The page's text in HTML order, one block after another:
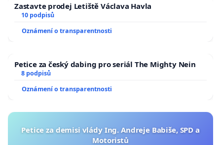
Zastavte prodej Letiště Václava Havla
10 podpisů
Oznámení o transparentnosti
Petice za český dabing pro seriál The Mighty Nein
8 podpisů
Oznámení o transparentnosti
Petice za demisi vlády Ing. Andreje Babiše, SPD a
Motoristů